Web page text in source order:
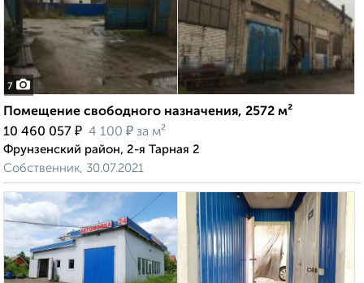
7
Помещение свободного назначения, 2572 м²
10 460 057 ₽ 4 100 ₽ за м²
Фрунзенский район, 2-я Тарная 2
Собственник, 30.07.2021